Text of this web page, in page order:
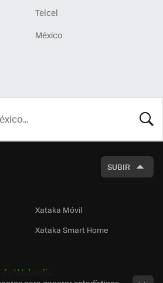
Telcel
México
SUBIR
Xataka Móvil
Xataka Smart Home
Webedia